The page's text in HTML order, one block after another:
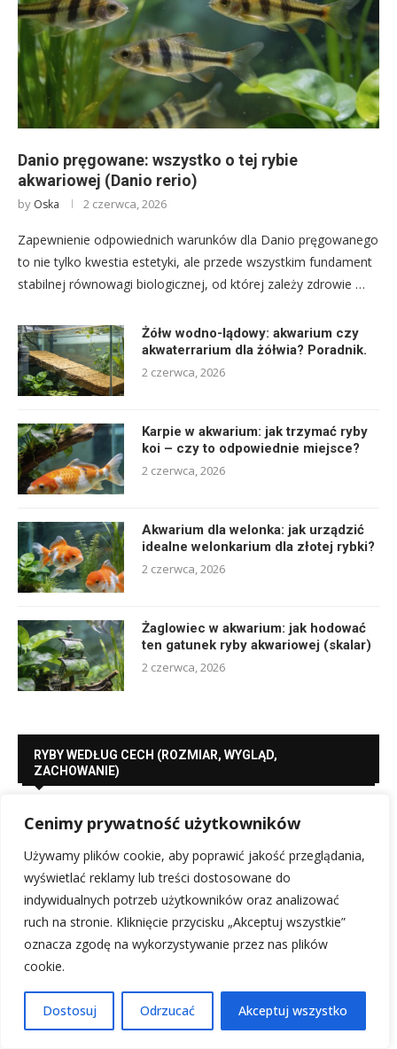
Cenimy prywatność użytkowników
Używamy plików cookie, aby poprawić jakość przeglądania,
wyświetlać reklamy lub treści dostosowane do
indywidualnych potrzeb użytkowników oraz analizować
ruch na stronie. Kliknięcie przycisku „Akceptuj wszystkie”
oznacza zgodę na wykorzystywanie przez nas plików
cookie.
Dostosuj Odrzucać Akceptuj wszystko
Danio pręgowane: wszystko o tej rybie
akwariowej (Danio rerio)
by Oska 2 czerwca, 2026
Zapewnienie odpowiednich warunków dla Danio pręgowanego
to nie tylko kwestia estetyki, ale przede wszystkim fundament
stabilnej równowagi biologicznej, od której zależy zdrowie …
Żółw wodno-lądowy: akwarium czy
akwaterrarium dla żółwia? Poradnik.
2 czerwca, 2026
Karpie w akwarium: jak trzymać ryby
koi – czy to odpowiednie miejsce?
2 czerwca, 2026
Akwarium dla welonka: jak urządzić
idealne welonkarium dla złotej rybki?
2 czerwca, 2026
Żaglowiec w akwarium: jak hodować
ten gatunek ryby akwariowej (skalar)
2 czerwca, 2026
RYBY WEDŁUG CECH (ROZMIAR, WYGLĄD,
ZACHOWANIE)